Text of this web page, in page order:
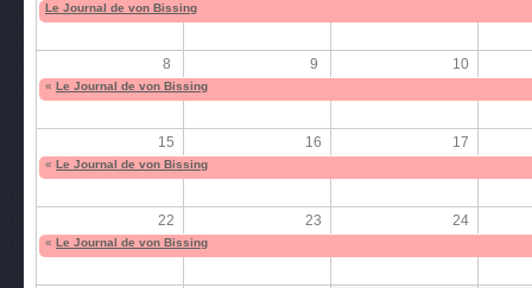
Le Journal de von Bissing
8 9 10
« Le Journal de von Bissing
15 16 17
« Le Journal de von Bissing
22 23 24
« Le Journal de von Bissing